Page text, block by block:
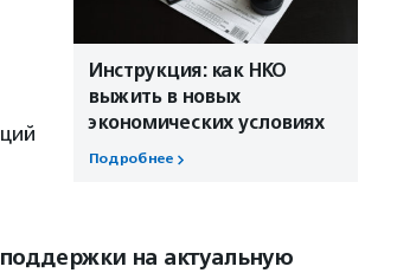
Инструкция: как НКО
выжить в новых
экономических условиях
Подробнее
на актуальную